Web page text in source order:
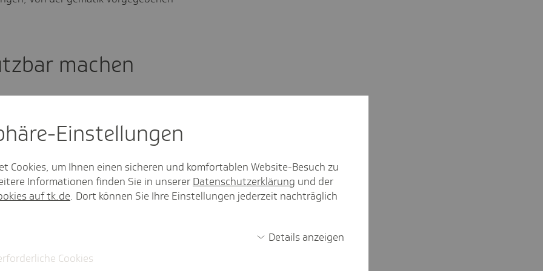
machen
Krankenkassen vorhandene Daten
Zusammenführung von
Künstlicher Intelligenz. Dies kann die
und eine individuelle Prävention
Versicherten Empfehlungen
und
Dabei müssen die Menschen selbst
ihren Krankenkassen freigeben
Einstel­lungen
Cookies, um Ihnen einen sicheren und komfortablen Website-Besuch zu
Informationen finden Sie in unserer Datenschutzerklärung und der
auf tk.de. Dort können Sie Ihre Einstellungen jederzeit nachträglich
Details anzeigen
Cookies